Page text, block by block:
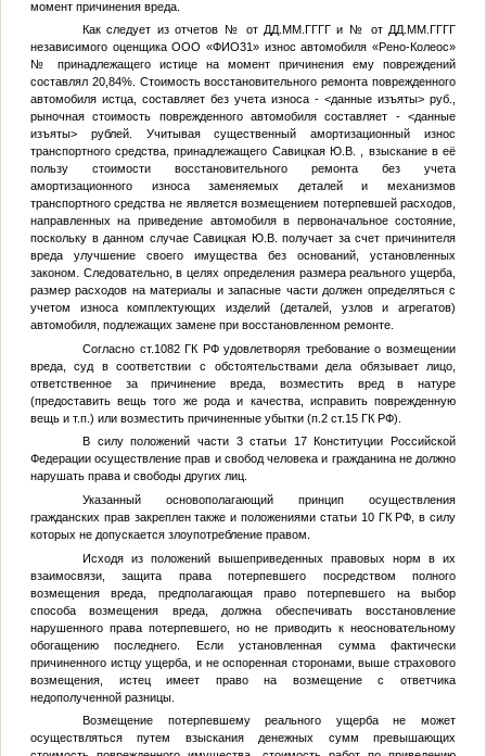
момент причинения вреда.
Как следует из отчетов № от ДД.ММ.ГГГГи № от ДД.ММ.ГГГГ
независимого оценщика ООО «ФИО31» износ автомобиля «Рено-Колеос»
№
принадлежащего истице на момент причинения ему повреждений
составлял 20,84%. Стоимость восстановительного ремонта поврежденного
автомобиля истца, составляет без учета износа -<данные изъяты> руб.,
рыночная стоимость поврежденного автомобиля составляет -<данные
изъяты>рублей. Учитывая существенный амортизационный износ
транспортного средства, принадлежащего Савицкая Ю.В.
, взыскание в её
пользу стоимости восстановительного ремонта без учета
амортизационного износа заменяемых деталей и механизмов
транспортного средства не является возмещением потерпевшей расходов,
направленных на приведение автомобиля в первоначальное состояние,
поскольку в данном случаеСавицкая Ю.В.получает за счет причинителя
вреда улучшение своего имущества без оснований, установленных
законом. Следовательно, в целях определения размера реального ущерба,
размер расходов на материалы и запасные части должен определяться с
учетом износа комплектующих изделий (деталей, узлов и агрегатов)
автомобиля, подлежащих замене при восстановленном ремонте.
Согласно ст.1082 ГК РФ удовлетворяя требование о возмещении
вреда, суд в соответствии с обстоятельствами дела обязывает лицо,
ответственное за причинение вреда, возместить вред в натуре
(предоставить вещь того же рода и качества, исправить поврежденную
вещь и т.п.) или возместить причиненные убытки (п.2 ст.15 ГК РФ).
В силу положений части 3 статьи 17
Конституции Российской
Федерацииосуществление прав и свобод человека и гражданина не должно
нарушать права и свободы других лиц.
Указанный основополагающий принцип осуществления
гражданских прав закреплен также и положениями статьи 10 ГК РФ, в силу
которых не допускается злоупотребление правом.
Исходя из положений вышеприведенных правовых норм в их
взаимосвязи, защита права потерпевшего посредством полного
возмещения вреда, предполагающая право потерпевшего на выбор
способа возмещения вреда, должна обеспечивать восстановление
нарушенного права потерпевшего, но не приводить к неосновательному
обогащению последнего. Если установленная сумма фактически
причиненного истцу ущерба, и не оспоренная сторонами, выше страхового
возмещения, истец имеет право на возмещение с ответчика
недополученной разницы.
Возмещение потерпевшему реального ущерба не может
осуществляться путем взыскания денежных сумм превышающих